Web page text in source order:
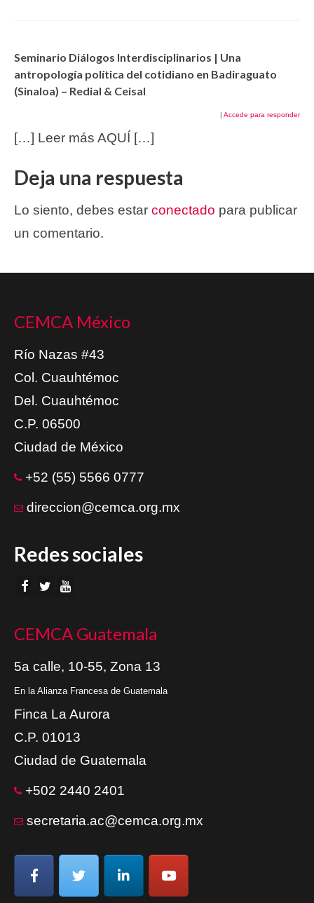
Seminario Diálogos Interdisciplinarios | Una
antropología política del cotidiano en Badiraguato
(Sinaloa) – Redial & Ceisal
| Accede para responder
[…] Leer más AQUÍ […]
Deja una respuesta
Lo siento, debes estar conectado para publicar
un comentario.
CEMCA México
Río Nazas #43
Col. Cuauhtémoc
Del. Cuauhtémoc
C.P. 06500
Ciudad de México
+52 (55) 5566 0777
direccion@cemca.org.mx
Redes sociales
CEMCA Guatemala
5a calle, 10-55, Zona 13
En la Alianza Francesa de Guatemala
Finca La Aurora
C.P. 01013
Ciudad de Guatemala
+502 2440 2401
secretaria.ac@cemca.org.mx